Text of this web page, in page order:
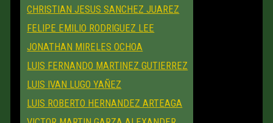
CHRISTIAN JESUS SANCHEZ JUAREZ
FELIPE EMILIO RODRIGUEZ LEE
JONATHAN MIRELES OCHOA
LUIS FERNANDO MARTINEZ GUTIERREZ
LUIS IVAN LUGO YAÑEZ
LUIS ROBERTO HERNANDEZ ARTEAGA